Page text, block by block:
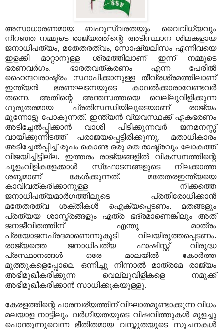
അസാധാരണമായ ബഹുസ്വരതയും വൈവിധ്യവും
നിറഞ്ഞ നമ്മുടെ രാജ്യത്തിന്റെ അടിസ്ഥാന ശിലകളായ
ജനാധിപത്യം, മതേതരത്വം, സോഷ്യലിസം എന്നിവയെ
ഇളക്കി മാറ്റാനുള്ള ശ്രമത്തിലാണ് ഇന്ന് നമ്മുടെ
ഭരണവര്‍ഗം. ഭാരതവത്കരണം എന്ന പേരില്‍
ഹൈന്ദവരാഷ്ട്രം സ്ഥാപിക്കാനുള്ള തീവ്രശ്രമത്തിലാണ്
ഇന്ത്യന്‍ ഭരണഘടനയുടെ കാവല്‍ക്കാരാവേണ്ടവര്‍
തന്നെ. അതിന്റെ അന്തസത്തയെ വെല്ലുവിളിക്കുന്ന
ഗുരുതരമായ പ്രതിസന്ധിയിലൂടെയാണ് രാജ്യം
മുന്നോട്ടു പോകുന്നത്. ഇന്ത്യന്‍ വ്യവസ്ഥക്ക് ഏകഭരണം
അടിച്ചേല്‍പ്പിക്കാന്‍ വാശി പിടിക്കുന്നവര്‍ ജനമനസ്സ്
വായിക്കുന്നിടത്ത് പരാജയപ്പെട്ടിരിക്കുന്നു. മതാധികാരം
അടിച്ചേല്‍പ്പിച്ച് രൂപം കൊണ്ട ഒരു മത രാഷ്ട്രവും ലോകത്ത്
വിജയിച്ചിട്ടില്ല. ഇത്തരം രാജ്യങ്ങളില്‍ വികസനത്തിന്റെ
ചൂളംവിളികളേക്കാള്‍ സ്‌ഫോടനങ്ങളുടെ നിലക്കാത്ത
ശബ്ദമാണ് കേള്‍ക്കുന്നത്. മതേതരഇന്ത്യയെ
കാവിവത്കരിക്കാനുള്ള നീക്കത്തെ
ജനാധിപത്യമാര്‍ഗത്തിലൂടെ പ്രതിരോധിക്കാന്‍
മതേതരത്വ ശക്തികള്‍ ഐക്യപ്പെടണം. മതങ്ങളും
പ്രത്യയ ശാസ്ത്രങ്ങളും എത്ര ഭദ്രമാണെങ്കിലും അത്
ജനജീവിതത്തിന് എന്തു മാത്രം
പ്രയോജനപ്രദമാണെന്നുകൂടി വിലയിരുത്തപ്പെടണം.
രാജ്യത്തെ ജനാധിപത്യ ഫാഷിസ്റ്റ് വിരുദ്ധ
പ്രസ്ഥാനങ്ങള്‍ ഒരേ മാലയില്‍ കോര്‍ത്ത
മുത്തുകളെപ്പോലെ ഒന്നിച്ചു നിന്നാല്‍ മാത്രമേ രാജ്യം
അഭിമുഖീകരിക്കുന്ന വെല്ലുവിളികളെ നമുക്ക്
അഭിമുഖീകരിക്കാന്‍ സാധിക്കുകയുള്ളൂ.
കേരളത്തിന്റെ പാരമ്പര്യത്തിന് വിഘാതമുണ്ടാക്കുന്ന വിധം
മലയാള നാട്ടിലും വര്‍ഗീയതയുടെ വിഷവിത്തുകള്‍ മുളച്ചു
പൊന്തുന്നുവെന്ന ഭീതിതമായ വസ്തുതയുടെ സൂചനകള്‍